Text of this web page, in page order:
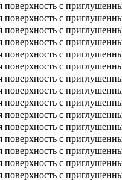
поверхность с
поверхность с
поверхность с
поверхность с
поверхность с
поверхность с
поверхность с
поверхность с
поверхность с
поверхность с
поверхность с
поверхность с
поверхность с
поверхность с
поверхность с